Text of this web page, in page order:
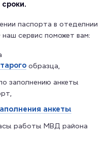
паспорта в отеделнии
сервис поможет вам:
образца,
заполнению анкеты
анкеты
работы МВД района